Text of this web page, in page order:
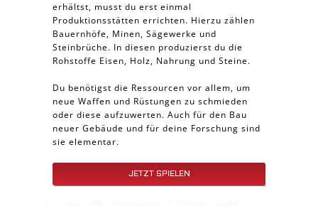
erhältst, musst du erst einmal
Produktionsstätten errichten. Hierzu zählen
Bauernhöfe, Minen, Sägewerke und
Steinbrüche. In diesen produzierst du die
Rohstoffe Eisen, Holz, Nahrung und Steine.
Du benötigst die Ressourcen vor allem, um
neue Waffen und Rüstungen zu schmieden
oder diese aufzuwerten. Auch für den Bau
neuer Gebäude und für deine Forschung sind
sie elementar.
JETZT SPIELEN